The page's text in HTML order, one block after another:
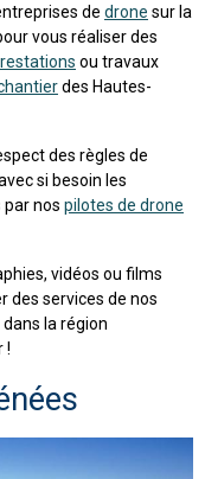
de drone sur la
vous réaliser des
ou travaux
des Hautes-
des règles de
si besoin les
nos pilotes de drone
vidéos ou films
des services de nos
la région
!